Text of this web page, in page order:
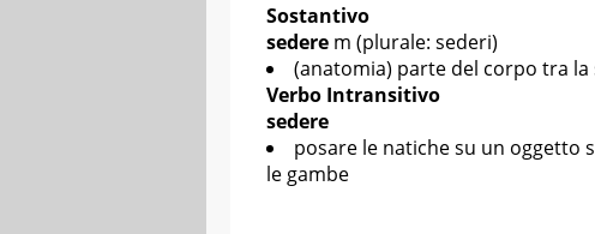
Sostantivo
sedere m (plurale: sederi)
(anatomia) parte del corpo tra la
Verbo Intransitivo
sedere
posare le natiche su un oggetto
le gambe